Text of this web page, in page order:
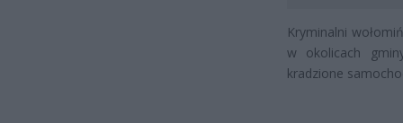
Kryminalni
w okolicach
kradzione